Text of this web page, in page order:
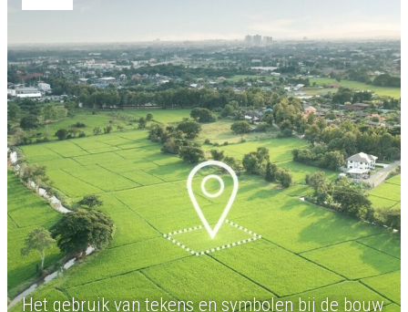
Het gebruik van tekens en symbolen bij de bouw